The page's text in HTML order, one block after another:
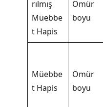
rılmış
Müebbe
t Hapis
Ömür
boyu
Müebbe
t Hapis
Ömür
boyu